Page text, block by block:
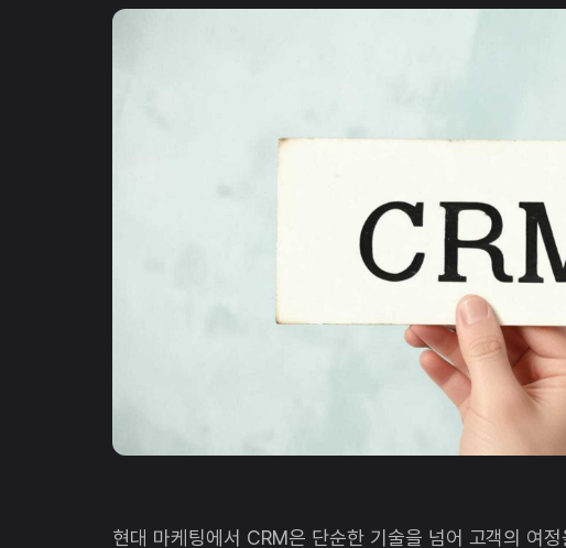
현대 마케팅에서 CRM은 단순한 기술을 넘어 고객의 여